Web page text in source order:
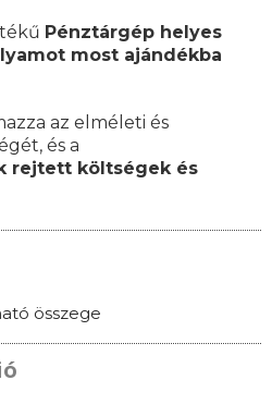
Pénztárgép helyes
most ajándékba
az elméleti és
és a
rejtett költségek és
összege